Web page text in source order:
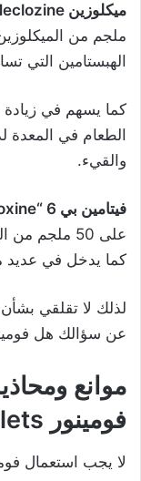
ميكلوزين Meclozine
ملجم من
الهبستامين التي
كما يسهم في زيادة
الطعام في المعدة
والقيء.
فيتامين بي 6 “Pyridoxine”
كما يدخل في عديد
لذلك لا تقلقي بشأن
عن سؤالك هل
موانع
فومينور Vominor tablets
لا يجب استعمال